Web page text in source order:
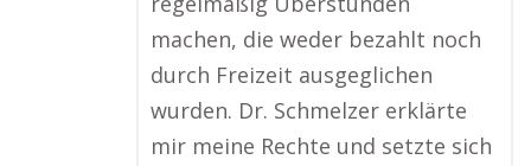
machen, die weder bezahlt noch
durch Freizeit ausgeglichen
wurden. Dr. Schmelzer erklärte
mir meine Rechte und setzte sich